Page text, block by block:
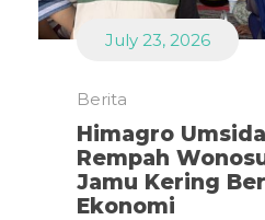
July 23, 2026
Berita
Himagro
Rempah
Jamu Kering
Ekonomi